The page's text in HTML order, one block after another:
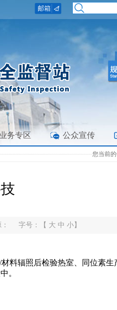
业务专区 公众宣传
您当前的
字号：【 大 中 小 】
料辐照后检验热室、同位素
。